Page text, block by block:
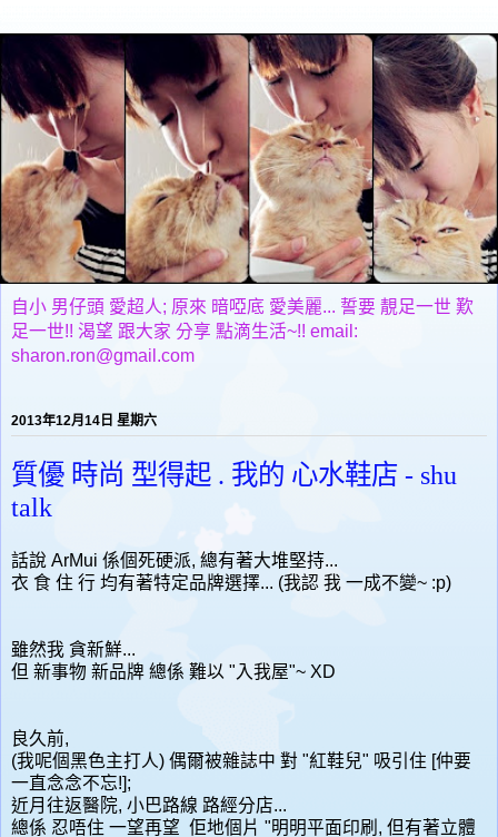
自小 男仔頭 愛超人; 原來 暗啞底 愛美麗... 誓要 靚足一世 歎
足一世!! 渴望 跟大家 分享 點滴生活~!! email:
sharon.ron@gmail.com
2013年12月14日 星期六
質優 時尚 型得起 . 我的 心水鞋店 - shu
talk
話說 ArMui 係個死硬派, 總有著大堆堅持...
衣 食 住 行 均有著特定品牌選擇... (我認 我 一成不變~ :p)
雖然我 貪新鮮...
但 新事物 新品牌 總係 難以 "入我屋"~ XD
良久前,
(我呢個黑色主打人) 偶爾被雜誌中 對 "紅鞋兒" 吸引住 [仲要
一直念念不忘!];
近月往返醫院, 小巴路線 路經分店...
總係 忍唔住 一望再望 佢地個片 "明明平面印刷, 但有著立體